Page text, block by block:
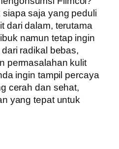
saja yang peduli
dari dalam, terutama
namun tetap ingin
radikal bebas,
permasalahan kulit
ingin tampil percaya
cerah dan sehat,
yang tepat untuk